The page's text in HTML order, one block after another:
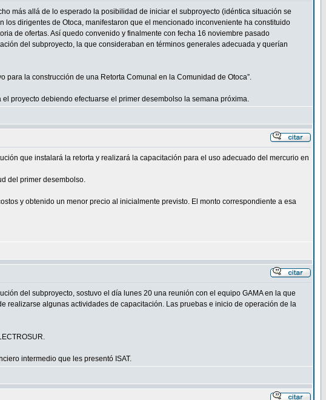
más allá de lo esperado la posibilidad de iniciar el subproyecto (idéntica situación se
dirigentes de Otoca, manifestaron que el mencionado inconveniente ha constituido
de ofertas. Así quedo convenido y finalmente con fecha 16 noviembre pasado
del subproyecto, la que consideraban en términos generales adecuada y querían
para la construcción de una Retorta Comunal en la Comunidad de Otoca”.
proyecto debiendo efectuarse el primer desembolso la semana próxima.
que instalará la retorta y realizará la capacitación para el uso adecuado del mercurio en
del primer desembolso.
y obtenido un menor precio al inicialmente previsto. El monto correspondiente a esa
del subproyecto, sostuvo el día lunes 20 una reunión con el equipo GAMA en la que
realizarse algunas actividades de capacitación. Las pruebas e inicio de operación de la
intermedio que les presentó ISAT.